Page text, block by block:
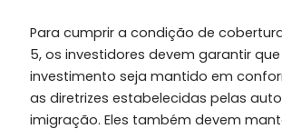
Para cumprir a condição de
5, os investidores devem garantir que
investimento seja mantido em
as diretrizes estabelecidas pelas
imigração. Eles também devem